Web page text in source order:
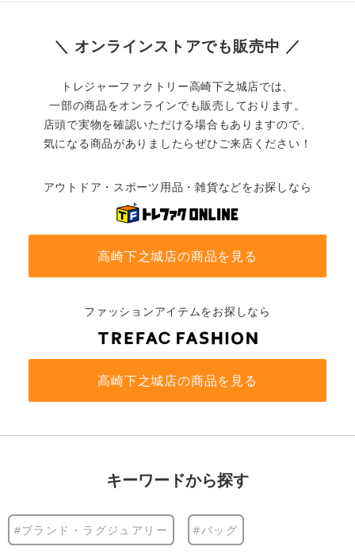
＼ オンラインストアでも販売中 ／
トレジャーファクトリー高崎下之城店では、
一部の商品をオンラインでも販売しております。
店頭で実物を確認いただける場合もありますので、
気になる商品がありましたらぜひご来店ください！
アウトドア・スポーツ用品・雑貨などをお探しなら
高崎下之城店の商品を見る
ファッションアイテムをお探しなら
高崎下之城店の商品を見る
キーワードから探す
#ブランド・ラグジュアリー #バッグ